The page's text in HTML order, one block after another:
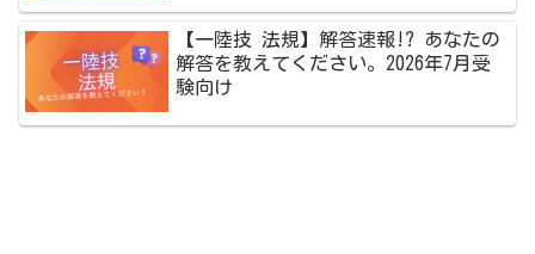
【一陸技 法規】解答速報!? あなたの
解答を教えてください。2026年7月受
験向け